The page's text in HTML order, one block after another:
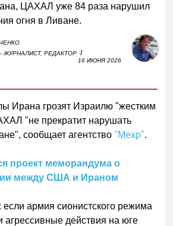
ЦАХАЛ уже 84 раза нарушил
огня в Ливане.
ЖУРНАЛИСТ, РЕДАКТОР I
16 ИЮНЯ 2026
Ирана грозят Израилю "жестким
"не прекратит нарушать
сообщает агентство"Мехр".
проект меморандума о
между США и Ираном
армия сионистского режима
агрессивные действия на юге